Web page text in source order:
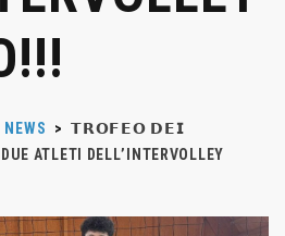
NEWS > 𝗧𝗥𝗢𝗙𝗘𝗢 𝗗𝗘𝗜
ATLETI DELL’INTERVOLLEY